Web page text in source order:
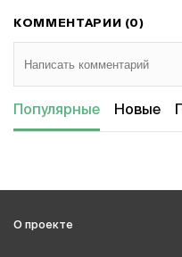
КОММЕНТАРИИ (0)
Популярные Новые
О проекте